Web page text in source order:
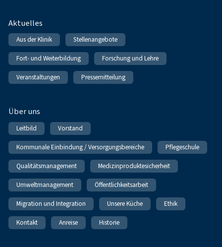
Fußnavigation
Aktuelles
Aus der Klinik Stellenangebote
Fort- und Weiterbildung Forschung und Lehre
Veranstaltungen Pressemitteilung
Über uns
Leitbild Vorstand
Kommunale Einbindung / Versorgungsbereiche Pflegeschule
Qualitätsmanagement Medizinproduktesicherheit
Umweltmanagement Öffentlichkeitsarbeit
Migration und Integration Unsere Küche Ethik
Kontakt Anreise Historie